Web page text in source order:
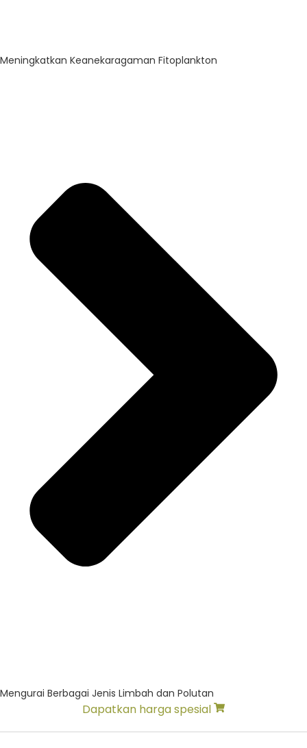
Meningkatkan Keanekaragaman Fitoplankton
Mengurai Berbagai Jenis Limbah dan Polutan
Dapatkan harga spesial